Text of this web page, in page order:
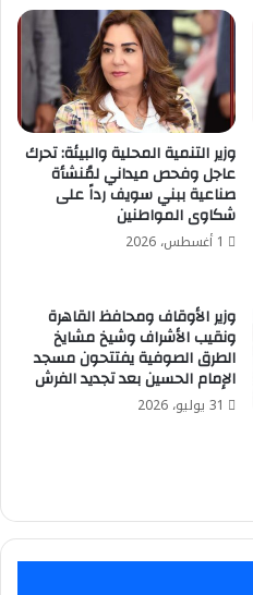
وزير التنمية المحلية والبيئة: تحرك
عاجل وفحص ميداني لمُنشأة
صناعية ببني سويف رداً على
شكاوى المواطنين
1 أغسطس، 2026
وزير الأوقاف ومحافظ القاهرة
ونقيب الأشراف وشيخ مشايخ
الطرق الصوفية يفتتحون مسجد
الإمام الحسين بعد تجديد الفرش
31 يوليو، 2026